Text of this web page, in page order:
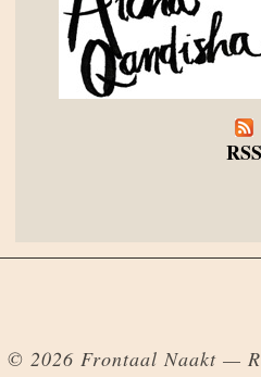
RSS
© 2026 Frontaal Naakt —